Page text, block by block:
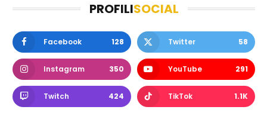
PROFILISOCIAL
Facebook 128 Twitter 58
Instagram 350 YouTube 291
Twitch 424 TikTok 1.1K